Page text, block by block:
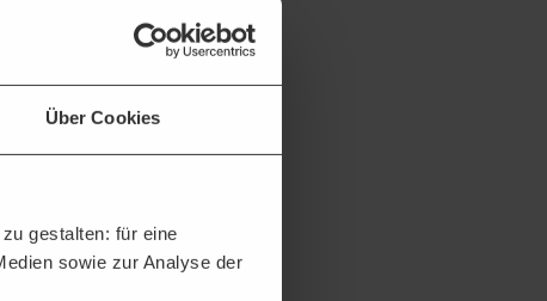
Über Cookies
gestalten: für eine
sowie zur Analyse der